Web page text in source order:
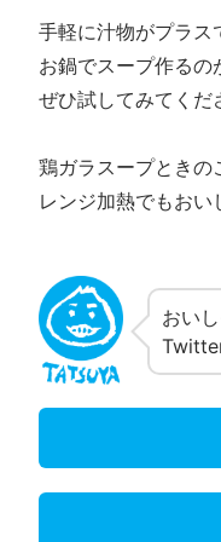
手軽に汁物がプラス
お鍋でスープ作るの
ぜひ試してみてくだ
鶏ガラスープときの
レンジ加熱でもおい
おい